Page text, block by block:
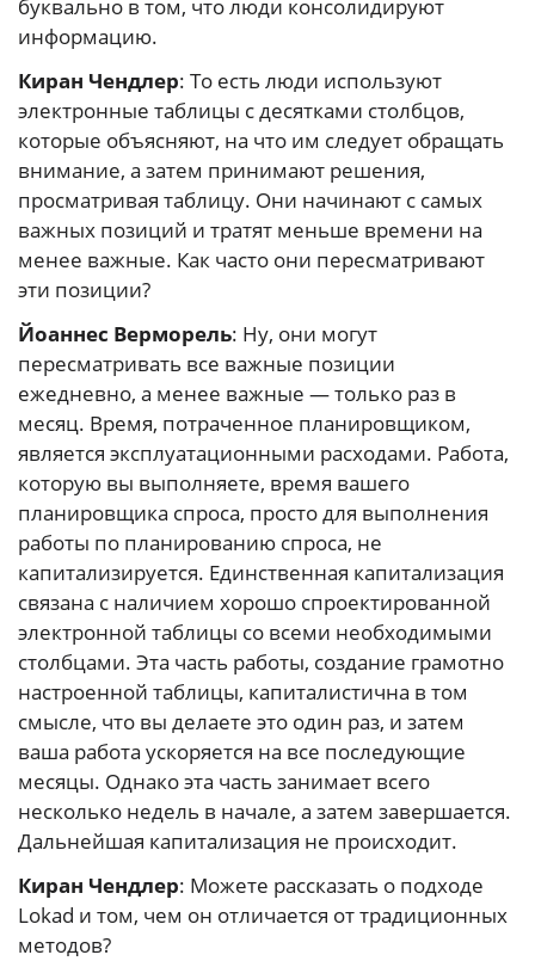
буквально в том, что люди консолидируют
информацию.
Киран Чендлер: То есть люди используют
электронные таблицы с десятками столбцов,
которые объясняют, на что им следует обращать
внимание, а затем принимают решения,
просматривая таблицу. Они начинают с самых
важных позиций и тратят меньше времени на
менее важные. Как часто они пересматривают
эти позиции?
Йоаннес Верморель: Ну, они могут
пересматривать все важные позиции
ежедневно, а менее важные — только раз в
месяц. Время, потраченное планировщиком,
является эксплуатационными расходами. Работа,
которую вы выполняете, время вашего
планировщика спроса, просто для выполнения
работы по планированию спроса, не
капитализируется. Единственная капитализация
связана с наличием хорошо спроектированной
электронной таблицы со всеми необходимыми
столбцами. Эта часть работы, создание грамотно
настроенной таблицы, капиталистична в том
смысле, что вы делаете это один раз, и затем
ваша работа ускоряется на все последующие
месяцы. Однако эта часть занимает всего
несколько недель в начале, а затем завершается.
Дальнейшая капитализация не происходит.
Киран Чендлер: Можете рассказать о подходе
Lokad и том, чем он отличается от традиционных
методов?